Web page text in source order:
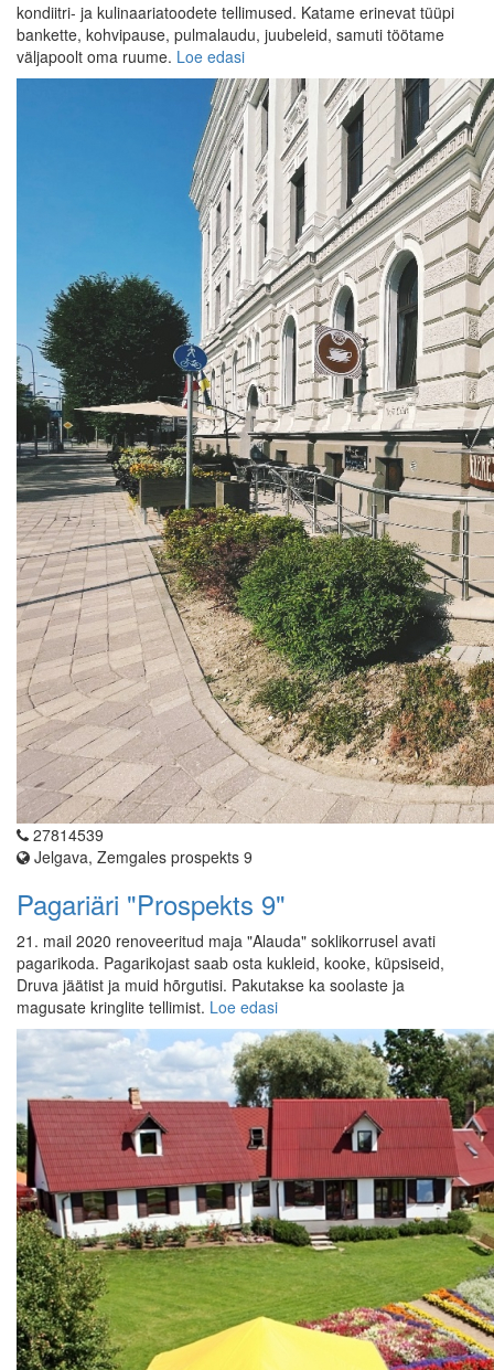
kondiitri- ja kulinaariatoodete tellimused. Katame erinevat tüüpi
bankette, kohvipause, pulmalaudu, juubeleid, samuti töötame
väljapoolt oma ruume. Loe edasi
27814539
Jelgava, Zemgales prospekts 9
Pagariäri "Prospekts 9"
21. mail 2020 renoveeritud maja "Alauda" soklikorrusel avati
pagarikoda. Pagarikojast saab osta kukleid, kooke, küpsiseid,
Druva jäätist ja muid hõrgutisi. Pakutakse ka soolaste ja
magusate kringlite tellimist. Loe edasi